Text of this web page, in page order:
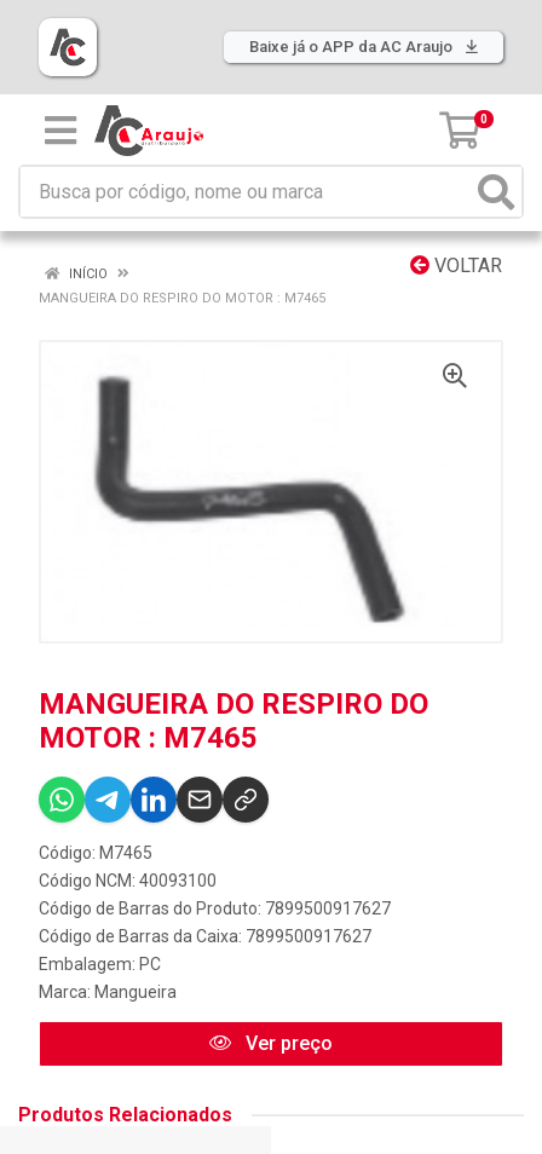
Baixe já o APP da AC Araujo
0
VOLTAR
INÍCIO
MANGUEIRA DO RESPIRO DO MOTOR : M7465
MANGUEIRA DO RESPIRO DO
MOTOR : M7465
Código: M7465
Código NCM: 40093100
Código de Barras do Produto: 7899500917627
Código de Barras da Caixa: 7899500917627
Embalagem: PC
Marca: Mangueira
Ver preço
Produtos Relacionados